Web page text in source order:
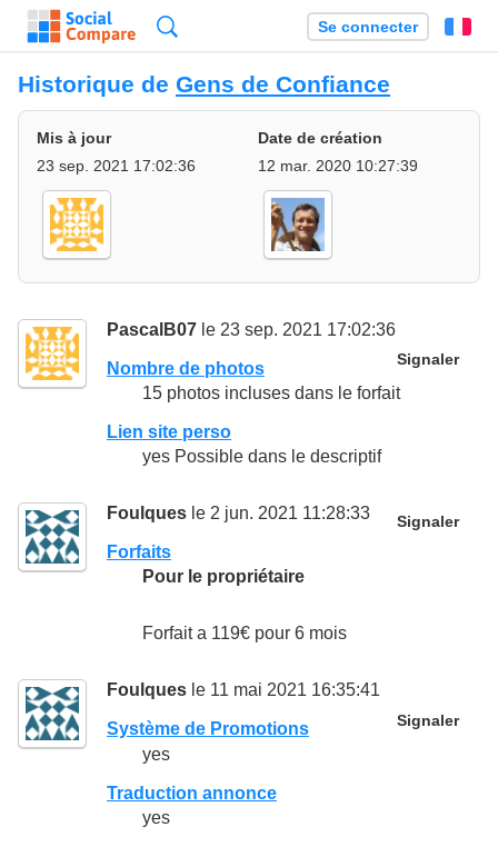
Se connecter
Historique de Gens de Confiance
Mis à jour
23 sep. 2021 17:02:36
Date de création
12 mar. 2020 10:27:39
PascalB07 le 23 sep. 2021 17:02:36
Signaler
Nombre de photos
15 photos incluses dans le forfait
Lien site perso
yes Possible dans le descriptif
Foulques le 2 jun. 2021 11:28:33 Signaler
Forfaits
Pour le propriétaire
Forfait a 119€ pour 6 mois
Foulques le 11 mai 2021 16:35:41
Signaler
Système de Promotions
yes
Traduction annonce
yes